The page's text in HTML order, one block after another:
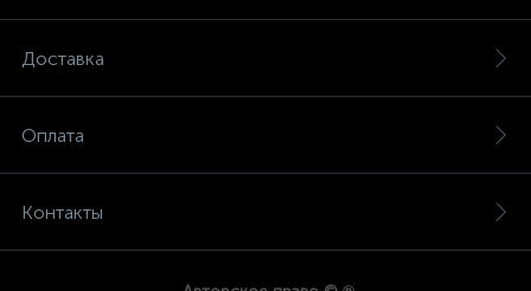
Доставка
Оплата
Контакты